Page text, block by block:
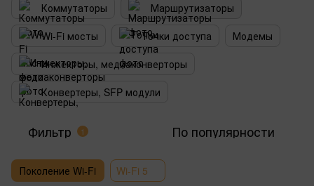
Коммутаторы
Маршрутизаторы
Wi-Fi мосты
Точки доступа
Модемы
Инжекторы, медиаконверторы
Конвертеры, SFP модули
Фильтр 1 По популярности
Поколение Wi-Fi Wi-Fi 5